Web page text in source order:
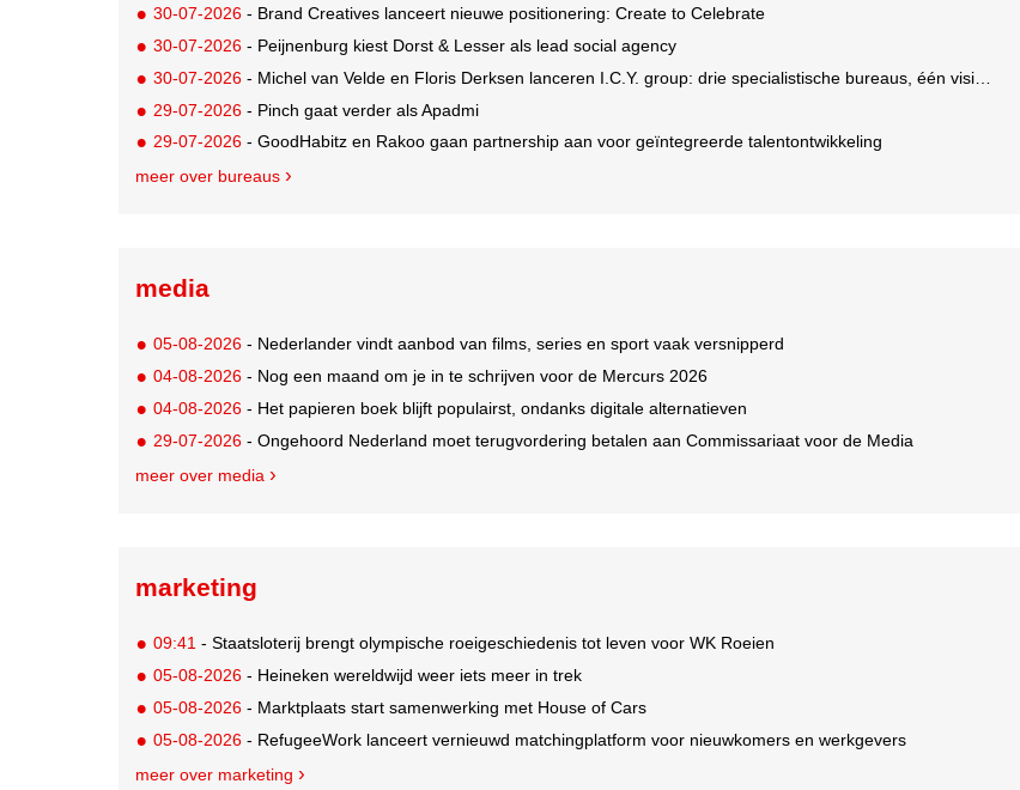
30-07-2026 - Brand Creatives lanceert nieuwe positionering: Create to Celebrate
30-07-2026 - Peijnenburg kiest Dorst & Lesser als lead social agency
30-07-2026 - Michel van Velde en Floris Derksen lanceren I.C.Y. group: drie specialistische bureaus, één visie op groei
29-07-2026 - Pinch gaat verder als Apadmi
29-07-2026 - GoodHabitz en Rakoo gaan partnership aan voor geïntegreerde talentontwikkeling
meer over bureaus
media
05-08-2026 - Nederlander vindt aanbod van films, series en sport vaak versnipperd
04-08-2026 - Nog een maand om je in te schrijven voor de Mercurs 2026
04-08-2026 - Het papieren boek blijft populairst, ondanks digitale alternatieven
29-07-2026 - Ongehoord Nederland moet terugvordering betalen aan Commissariaat voor de Media
meer over media
marketing
09:41 - Staatsloterij brengt olympische roeigeschiedenis tot leven voor WK Roeien
05-08-2026 - Heineken wereldwijd weer iets meer in trek
05-08-2026 - Marktplaats start samenwerking met House of Cars
05-08-2026 - RefugeeWork lanceert vernieuwd matchingplatform voor nieuwkomers en werkgevers
meer over marketing